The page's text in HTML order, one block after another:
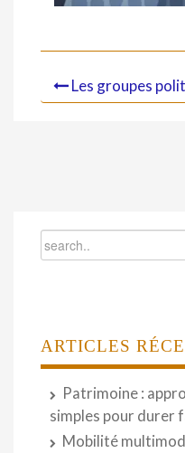
Les groupes
ARTICLES
Patrimoine :
simples pour durer
Mobilité